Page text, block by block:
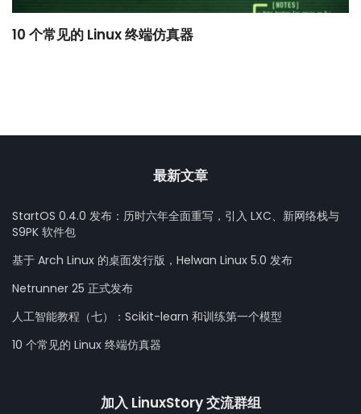
10 个常见的 Linux 终端仿真器
最新文章
StartOS 0.4.0 发布：历时六年全面重写，引入 LXC、新网络栈与
S9PK 软件包
基于 Arch Linux 的桌面发行版，Helwan Linux 5.0 发布
Netrunner 25 正式发布
人工智能教程（七）：Scikit-learn 和训练第一个模型
10 个常见的 Linux 终端仿真器
加入 LinuxStory 交流群组